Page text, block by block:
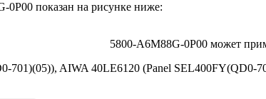
показан на рисунке ниже:
5800-A6M88G-0P00 может
701)(05)), AIWA 40LE6120 (Panel